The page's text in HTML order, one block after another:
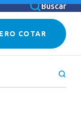
Buscar
COTAR